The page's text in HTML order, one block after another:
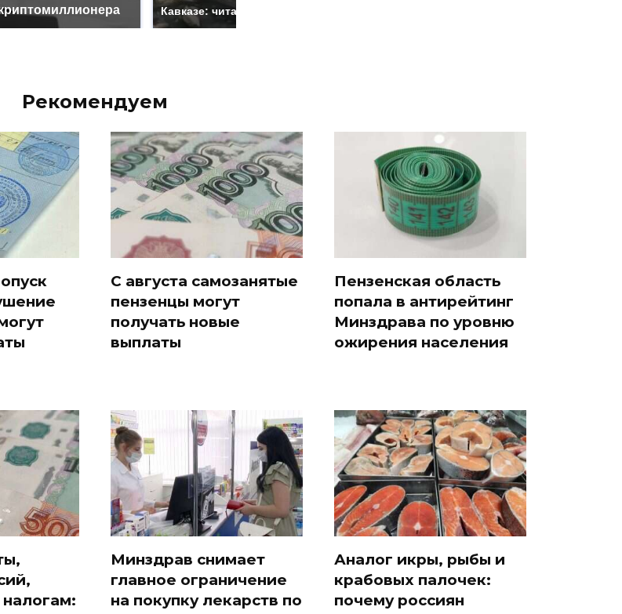
Кавказе: читать здесь
Рекомендуем
С августа самозанятые
пензенцы могут
получать новые
выплаты
Пензенская область
попала в антирейтинг
Минздрава по уровню
ожирения населения
Минздрав снимает
главное ограничение
на покупку лекарств по
Аналог икры, рыбы и
крабовых палочек:
почему россиян